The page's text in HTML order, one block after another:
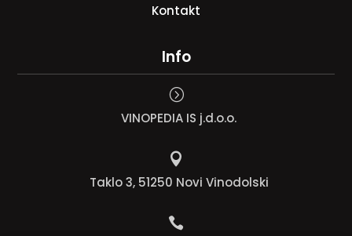
Kontakt
Info
=
VINOPEDIA IS j.d.o.o.

Taklo 3, 51250 Novi Vinodolski
